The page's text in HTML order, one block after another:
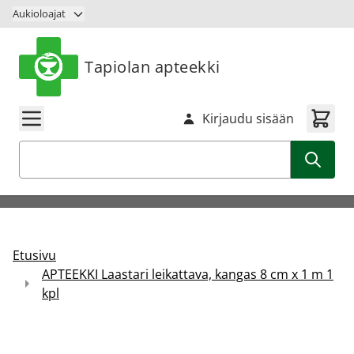
Siirry sisältöön
Aukioloajat
Tapiolan apteekki
Kirjaudu sisään
Etusivu
APTEEKKI Laastari leikattava, kangas 8 cm x 1 m 1
kpl